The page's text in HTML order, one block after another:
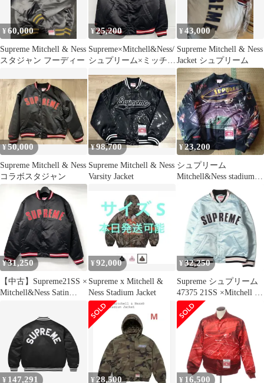
¥60,000
Supreme Mitchell & Ness
スタジャン フーディー
¥25,200
Supreme×Mitchell&Ness/
シュプリーム×ミッチェ
【21AW】サテン バー
シティ スタジャン/ジャ
ケット/ブラック/M
¥43,000
Supreme Mitchell & Ness
Jacket シュプリーム
¥50,000
Supreme Mitchell & Ness
コラボスタジャン
¥98,700
Supreme Mitchell & Ness
Varsity Jacket
¥23,200
シュプリーム
Mitchell&Ness stadium
¥31,250
【中古】Supreme21SS ×
Mitchell&Ness Satin
ブラック シュプリーム
×ミッチェルアンドネス
[17]
¥92,000
Supreme x Mitchell &
Ness Stadium Jacket
¥32,250
Supreme シュプリーム
47375 21SS ×Mitchell &
Ness サテン バーシティ
ジャケット / スタジャ
ン(Satin Varsity Jacket)
ライトブルーM
¥ 147,291 ¥ 28,500 ¥ 16,500